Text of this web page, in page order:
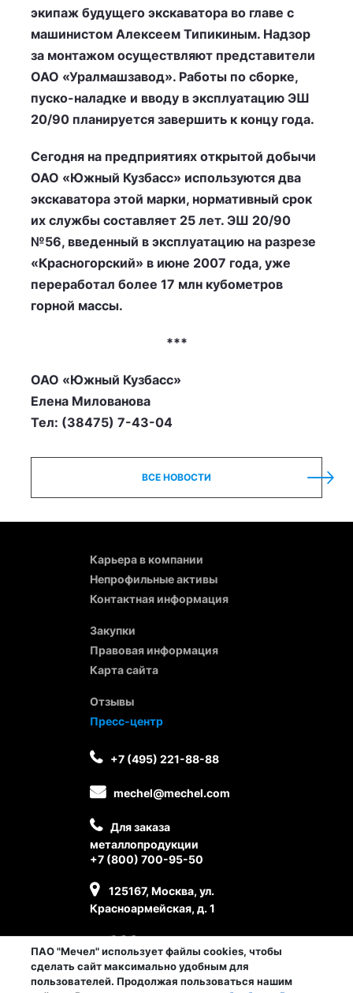
экипаж будущего экскаватора во главе с
машинистом Алексеем Типикиным. Надзор
за монтажом осуществляют представители
ОАО «Уралмашзавод». Работы по сборке,
пуско-наладке и вводу в эксплуатацию ЭШ
20/90 планируется завершить к концу года.
Сегодня на предприятиях открытой добычи
ОАО «Южный Кузбасс» используются два
экскаватора этой марки, нормативный срок
их службы составляет 25 лет. ЭШ 20/90
№56, введенный в эксплуатацию на разрезе
«Красногорский» в июне 2007 года, уже
переработал более 17 млн кубометров
горной массы.
***
ОАО «Южный Кузбасс»
Елена Милованова
Тел: (38475) 7-43-04
ВСЕ НОВОСТИ
Карьера в компании
Непрофильные активы
Контактная информация
Закупки
Правовая информация
Карта сайта
Отзывы
Пресс-центр
+7 (495) 221-88-88
mechel@mechel.com
Для заказа
металлопродукции
+7 (800) 700-95-50
125167, Москва, ул.
Красноармейская, д. 1
ПАО "Мечел" использует файлы cookies, чтобы
сделать сайт максимально удобным для
пользователей. Продолжая пользоваться нашим